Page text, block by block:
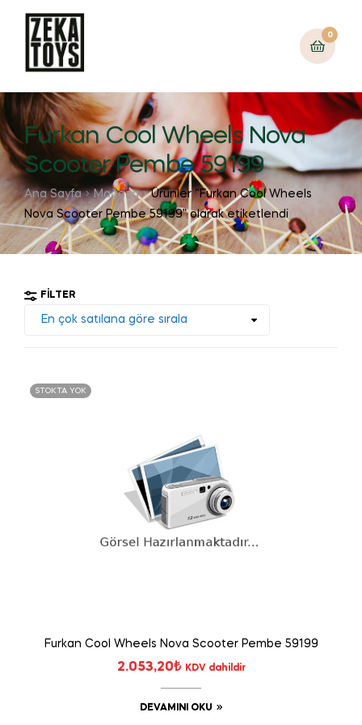
0
Furkan Cool Wheels Nova
Scooter Pembe 59199
Ana Sayfa Mağaza
Ürünler “Furkan Cool Wheels
Nova Scooter Pembe 59199” olarak etiketlendi
FILTER
STOKTA YOK
Furkan Cool Wheels Nova Scooter Pembe 59199
2.053,20₺ KDV dahildir
DEVAMINI OKU